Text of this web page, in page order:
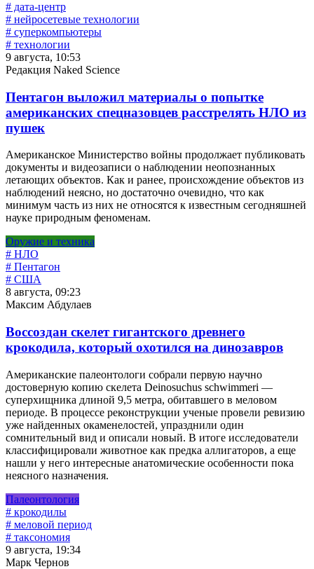
# дата-центр
# нейросетевые технологии
# суперкомпьютеры
# технологии
9 августа, 10:53
Редакция Naked Science
Пентагон выложил материалы о попытке
американских спецназовцев расстрелять НЛО из
пушек
Американское Министерство войны продолжает публиковать
документы и видеозаписи о наблюдении неопознанных
летающих объектов. Как и ранее, происхождение объектов из
наблюдений неясно, но достаточно очевидно, что как
минимум часть из них не относятся к известным сегодняшней
науке природным феноменам.
Оружие и техника
# НЛО
# Пентагон
# США
8 августа, 09:23
Максим Абдулаев
Воссоздан скелет гигантского древнего
крокодила, который охотился на динозавров
Американские палеонтологи собрали первую научно
достоверную копию скелета Deinosuchus schwimmeri —
суперхищника длиной 9,5 метра, обитавшего в меловом
периоде. В процессе реконструкции ученые провели ревизию
уже найденных окаменелостей, упразднили один
сомнительный вид и описали новый. В итоге исследователи
классифицировали животное как предка аллигаторов, а еще
нашли у него интересные анатомические особенности пока
неясного назначения.
Палеонтология
# крокодилы
# меловой период
# таксономия
9 августа, 19:34
Марк Чернов